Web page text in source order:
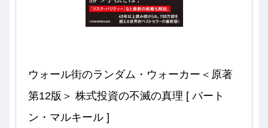
ウォール街のランダム・ウォーカー＜原著
第12版＞ 株式投資の不滅の真理 [ バート
ン・マルキール ]